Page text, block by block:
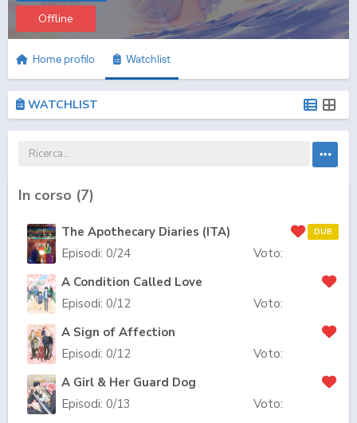
Offline
Home profilo Watchlist
WATCHLIST
In corso (7)
The Apothecary Diaries (ITA) DUB
Voto:
Episodi: 0/24
A Condition Called Love
Voto:
Episodi: 0/12
A Sign of Affection
Voto:
Episodi: 0/12
A Girl & Her Guard Dog
Voto:
Episodi: 0/13